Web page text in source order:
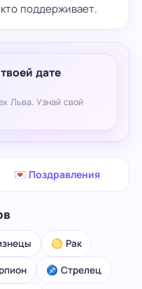
поддерживает.
дате
Льва. Узнай свой
💌 Поздравления
♋ Рак
♐ Стрелец